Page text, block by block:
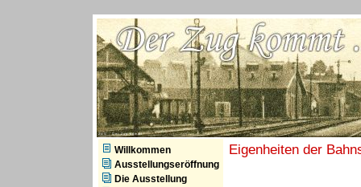
ZVS - Der Zug kommt
Willkommen
Ausstellungseröffnung
Die Ausstellung
Eigenheiten der